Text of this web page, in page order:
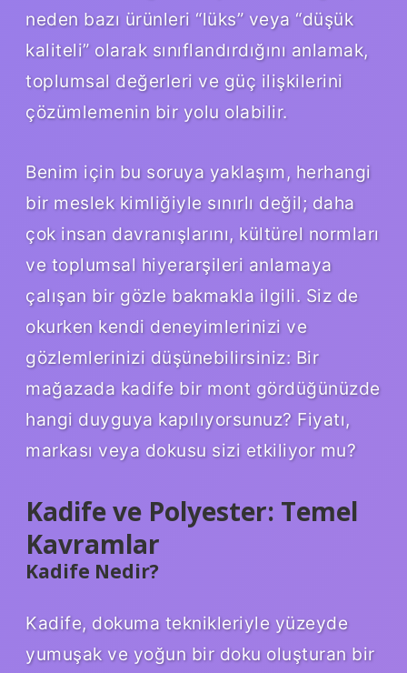
neden bazı ürünleri “lüks” veya “düşük
kaliteli” olarak sınıflandırdığını anlamak,
toplumsal değerleri ve güç ilişkilerini
çözümlemenin bir yolu olabilir.
Benim için bu soruya yaklaşım, herhangi
bir meslek kimliğiyle sınırlı değil; daha
çok insan davranışlarını, kültürel normları
ve toplumsal hiyerarşileri anlamaya
çalışan bir gözle bakmakla ilgili. Siz de
okurken kendi deneyimlerinizi ve
gözlemlerinizi düşünebilirsiniz: Bir
mağazada kadife bir mont gördüğünüzde
hangi duyguya kapılıyorsunuz? Fiyatı,
markası veya dokusu sizi etkiliyor mu?
Kadife ve Polyester: Temel
Kavramlar
Kadife Nedir?
Kadife, dokuma teknikleriyle yüzeyde
yumuşak ve yoğun bir doku oluşturan bir